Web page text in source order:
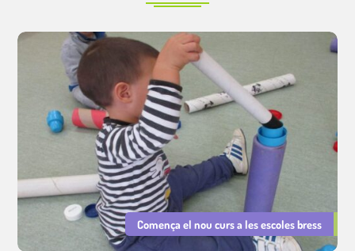
Comença el nou curs a les escoles bress